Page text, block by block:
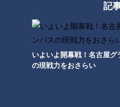
記
いよいよ開幕戦！名古屋グ
の現戦力をおさらい
「鶏手羽中となすのレンジびた